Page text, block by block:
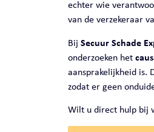
echter wie
van de verzekeraar
Bij Secuur Schade
onderzoeken het
aansprakelijkheid is.
zodat er geen
Wilt u direct hulp bij